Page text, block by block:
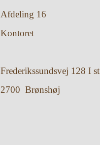
Afdeling 16
Kontoret
Frederikssundsvej 128 I st
2700 Brønshøj